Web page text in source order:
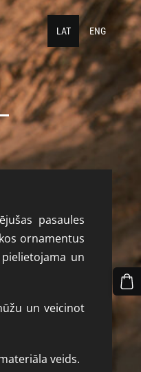
LAT ENG
pasaules
ornamentus
un
un veicinot
veids.